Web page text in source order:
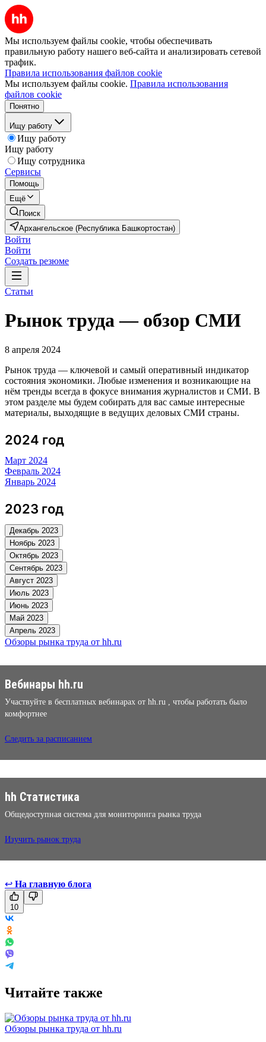
Мы используем файлы cookie, чтобы обеспечивать
правильную работу нашего веб-сайта и анализировать сетевой
трафик.
Правила использования файлов cookie
Мы используем файлы cookie. Правила использования
файлов cookie
Понятно
Ищу работу
Ищу работу
Ищу работу
Ищу сотрудника
Сервисы
Помощь
Ещё
Поиск
Архангельское (Республика Башкортостан)
Войти
Войти
Создать резюме
Статьи
Рынок труда — обзор СМИ
8 апреля 2024
Рынок труда — ключевой и самый оперативный индикатор
состояния экономики. Любые изменения и возникающие на
нём тренды всегда в фокусе внимания журналистов и СМИ. В
этом разделе мы будем собирать для вас самые интересные
материалы, выходящие в ведущих деловых СМИ страны.
2024 год
Март 2024
Февраль 2024
Январь 2024
2023 год
Декабрь 2023
Ноябрь 2023
Октябрь 2023
Сентябрь 2023
Август 2023
Июль 2023
Июнь 2023
Май 2023
Апрель 2023
Обзоры рынка труда от hh.ru
Вебинары hh.ru
Участвуйте в бесплатных вебинарах от hh.ru , чтобы работать было
комфортнее
Следить за расписанием
hh Статистика
Общедоступная система для мониторинга рынка труда
Изучить рынок труда
↩ На главную блога
10
Читайте также
Обзоры рынка труда от hh.ru